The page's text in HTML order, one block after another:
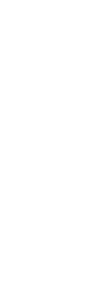
söyler,
olup,